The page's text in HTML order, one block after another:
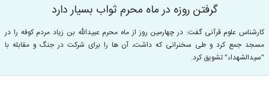
گرفتن روزه در ماه محرم ثواب بسیار دارد
کارشناس علوم قرآنی گفت: در چهارمین روز از ماه محرم عبیدالله بن زیاد مردم کوفه را در
مسجد جمع کرد و طی سخنرانی که داشت، آن ها را برای شرکت در جنگ و مقابله با
"سیدالشهداء" تشویق کرد.